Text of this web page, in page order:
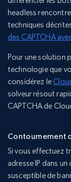
headless
techniques
des CAPTCHA
Pour une solution
technologie que
considérez le
solveur résout
CAPTCHA de
Contournement
Si vous effectuez
adresse IP dans
susceptible de